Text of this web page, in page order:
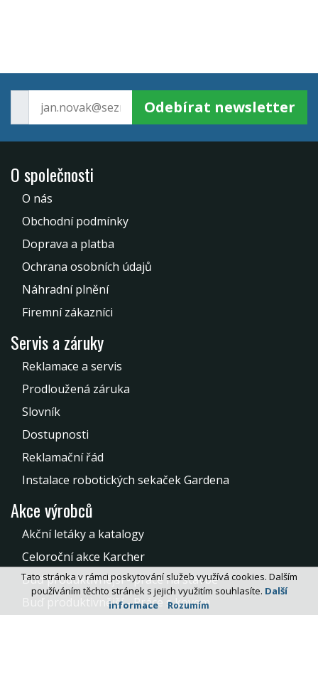
Odebírat newsletter
O společnosti
O nás
Obchodní podmínky
Doprava a platba
Ochrana osobních údajů
Náhradní plnění
Firemní zákazníci
Servis a záruky
Reklamace a servis
Prodloužená záruka
Slovník
Dostupnosti
Reklamační řád
Instalace robotických sekaček Gardena
Akce výrobců
Akční letáky a katalogy
Celoroční akce Karcher
Buď produktivnější - práce na stavbě
Buď produktivnější - Práce s kovem
Tato stránka v rámci poskytování služeb využívá cookies. Dalším
používáním těchto stránek s jejich využitím souhlasíte. Další
informace
Rozumím